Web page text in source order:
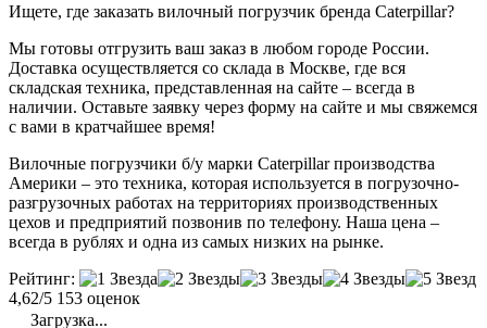
Ищете, где заказать вилочный погрузчик бренда Caterpillar?
Мы готовы отгрузить ваш заказ в любом городе России.
Доставка осуществляется со склада в Москве, где вся
складская техника, представленная на сайте – всегда в
наличии. Оставьте заявку через форму на сайте и мы свяжемся
с вами в кратчайшее время!
Вилочные погрузчики б/у марки Caterpillar производства
Америки – это техника, которая используется в погрузочно-
разгрузочных работах на территориях производственных
цехов и предприятий позвонив по телефону. Наша цена –
всегда в рублях и одна из самых низких на рынке.
Рейтинг:
4,62/5 153 оценок
Загрузка...